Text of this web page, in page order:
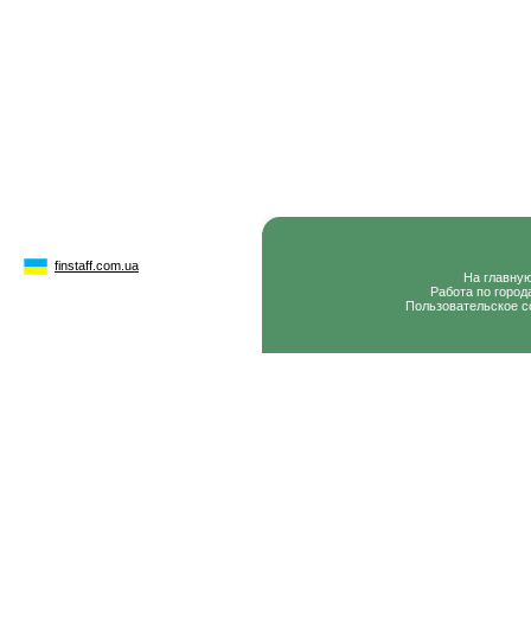
finstaff.com.ua
На
Работа по
Пользовательское